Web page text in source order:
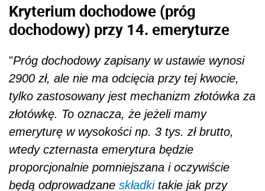
Kryterium dochodowe (próg
dochodowy) przy 14. emeryturze
"Próg dochodowy zapisany w ustawie wynosi
2900 zł, ale nie ma odcięcia przy tej kwocie,
tylko zastosowany jest mechanizm złotówka za
złotówkę. To oznacza, że jeżeli mamy
emeryturę w wysokości np. 3 tys. zł brutto,
wtedy czternasta emerytura będzie
proporcjonalnie pomniejszana i oczywiście
będą odprowadzane składkitakie jak przy